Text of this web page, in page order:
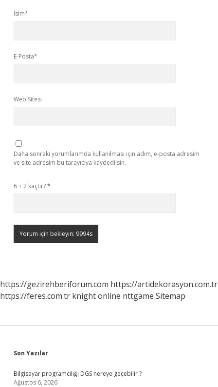
İsim*
E-Posta*
Web Sitesi
Daha sonraki yorumlarımda kullanılması için adım, e-posta adresim
ve site adresim bu tarayıcıya kaydedilsin.
6 + 2 kaçtır?*
https://gezirehberiforum.com https://artidekorasyon.com.tr
https://feres.com.tr knight online nttgame Sitemap
Sidebar
Son Yazılar
Bilgisayar programcılığı DGS nereye geçebilir ?
Ağustos 6, 2026